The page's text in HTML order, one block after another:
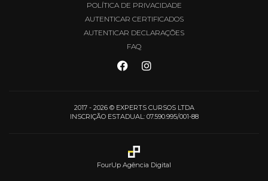
POLÍTICA DE PRIVACIDADE
AUTENTICAR CERTIFICADOS
AUTENTICAR DECLARAÇÕES
FAQ
2017 - 2026 © EXPERTS CURSOS LTDA
INSCRIÇÃO ESTADUAL: 07.590.995/001-88
FourUp Agência Digital